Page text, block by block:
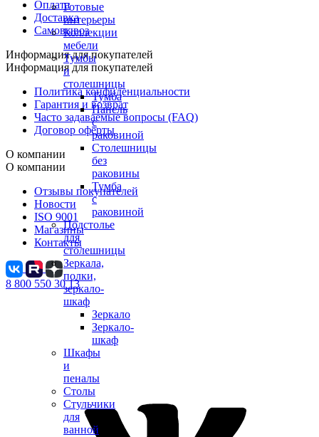
Готовые
интерьеры
Коллекции
мебели
Тумбы
и
столешницы
Тумба
Панель
с
раковиной
Столешницы
без
раковины
Тумба
с
раковиной
Подстолье
для
столешницы
Зеркала,
полки,
зеркало-
шкаф
Зеркало
Зеркало-
шкаф
Шкафы
и
пеналы
Столы
Стульчики
для
ванной
Оплата
Доставка
Самовывоз
Информация для покупателей
Информация для покупателей
Политика конфиденциальности
Гарантия и возврат
Часто задаваемые вопросы (FAQ)
Договор оферты
О компании
О компании
Отзывы покупателей
Новости
ISO 9001
Магазины
Контакты
8 800 550 30 13